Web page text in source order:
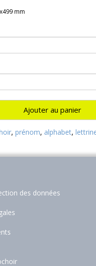
mm
Ajouter au panier
, prénom, alphabet,
des données